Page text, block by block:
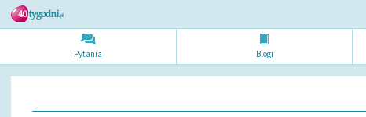
Pytania Blogi